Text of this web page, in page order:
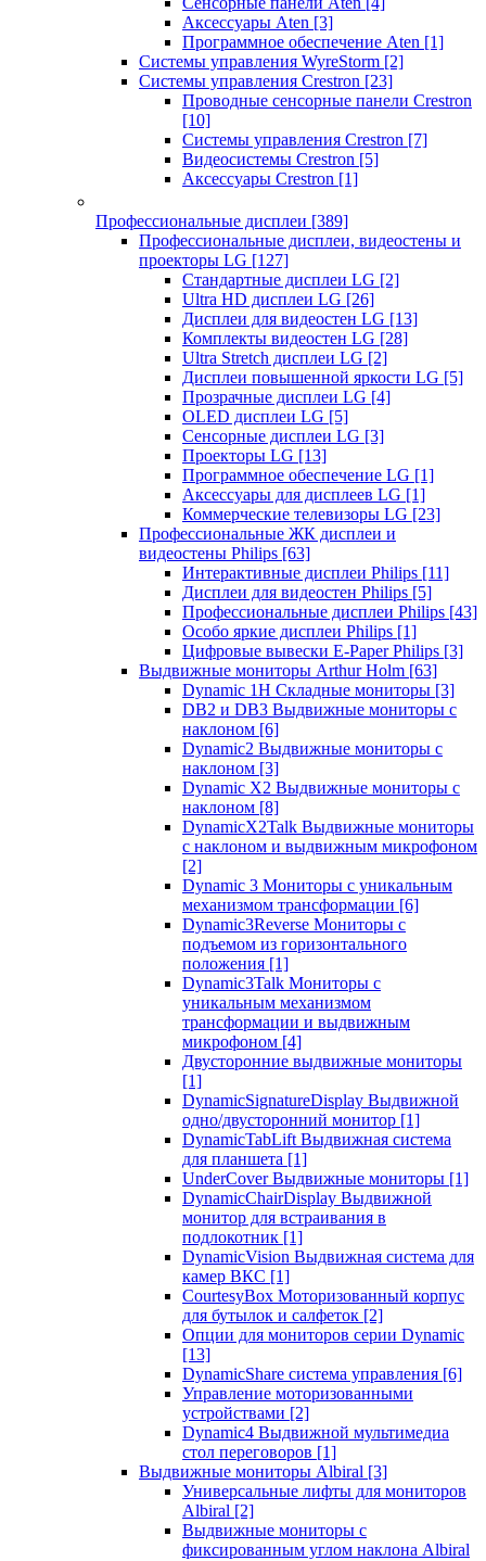
Аксессуары Aten [3]
Программное обеспечение Aten [1]
Системы управления WyreStorm [2]
Системы управления Crestron [23]
Проводные сенсорные панели Crestron
[10]
Системы управления Crestron [7]
Видеосистемы Crestron [5]
Аксессуары Crestron [1]
Профессиональные дисплеи [389]
Профессиональные дисплеи, видеостены и
проекторы LG [127]
Стандартные дисплеи LG [2]
Ultra HD дисплеи LG [26]
Дисплеи для видеостен LG [13]
Комплекты видеостен LG [28]
Ultra Stretch дисплеи LG [2]
Дисплеи повышенной яркости LG [5]
Прозрачные дисплеи LG [4]
OLED дисплеи LG [5]
Сенсорные дисплеи LG [3]
Проекторы LG [13]
Программное обеспечение LG [1]
Аксессуары для дисплеев LG [1]
Коммерческие телевизоры LG [23]
Профессиональные ЖК дисплеи и
видеостены Philips [63]
Интерактивные дисплеи Philips [11]
Дисплеи для видеостен Philips [5]
Профессиональные дисплеи Philips [43]
Особо яркие дисплеи Philips [1]
Цифровые вывески E-Paper Philips [3]
Выдвижные мониторы Arthur Holm [63]
Dynamic 1Н Складные мониторы [3]
DB2 и DB3 Выдвижные мониторы с
наклоном [6]
Dynamic2 Выдвижные мониторы с
наклоном [3]
Dynamic X2 Выдвижные мониторы с
наклоном [8]
DynamicX2Talk Выдвижные мониторы
с наклоном и выдвижным микрофоном
[2]
Dynamic 3 Мониторы с уникальным
механизмом трансформации [6]
Dynamic3Reverse Мониторы с
подъемом из горизонтального
положения [1]
Dynamic3Talk Мониторы с
уникальным механизмом
трансформации и выдвижным
микрофоном [4]
Двусторонние выдвижные мониторы
[1]
DynamicSignatureDisplay Выдвижной
одно/двусторонний монитор [1]
DynamicTabLift Выдвижная система
для планшета [1]
UnderCover Выдвижные мониторы [1]
DynamicChairDisplay Выдвижной
монитор для встраивания в
подлокотник [1]
DynamicVision Выдвижная система для
камер ВКС [1]
CourtesyBox Моторизованный корпус
для бутылок и салфеток [2]
Опции для мониторов серии Dynamic
[13]
DynamicShare система управления [6]
Управление моторизованными
устройствами [2]
Dynamic4 Выдвижной мультимедиа
стол переговоров [1]
Выдвижные мониторы Albiral [3]
Универсальные лифты для мониторов
Albiral [2]
Выдвижные мониторы с
фиксированным углом наклона Albiral